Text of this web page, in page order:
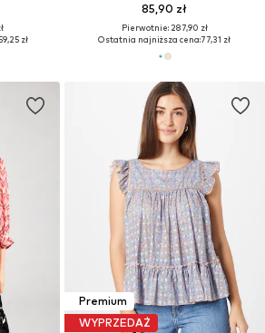
zł
85,90 zł
Pierwotnie: 287,90 zł
Ostatnia najniższa cena:77,31 zł
Premium
WYPRZEDAŻ